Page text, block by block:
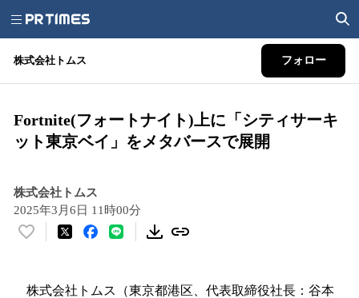
株式会社トムス フォロー
Fortnite(フォートナイト)上に「シティサーキ
ット東京ベイ」をメタバースで展開
株式会社トムス
2025年3月6日 11時00分
い
！
株式会社トムス（東京都港区、代表取締役社長：谷本